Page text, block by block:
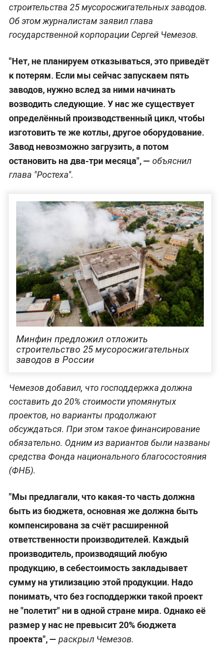
строительства 25 мусоросжигательных заводов.
Об этом журналистам заявил глава
государственной корпорации Сергей Чемезов.
"Нет, не планируем отказываться, это приведёт
к потерям. Если мы сейчас запускаем пять
заводов, нужно вслед за ними начинать
возводить следующие. У нас же существует
определённый производственный цикл, чтобы
изготовить те же котлы, другое оборудование.
Завод невозможно загрузить, а потом
остановить на два-три месяца", — объяснил
глава "Ростеха".
Минфин предложил отложить
строительство 25 мусоросжигательных
заводов в России
Чемезов добавил, что господдержка должна
составить до 20% стоимости упомянутых
проектов, но варианты продолжают
обсуждаться. При этом такое финансирование
обязательно. Одним из вариантов были названы
средства Фонда национального благосостояния
(ФНБ).
"Мы предлагали, что какая-то часть должна
быть из бюджета, основная же должна быть
компенсирована за счёт расширенной
ответственности производителей. Каждый
производитель, производящий любую
продукцию, в себестоимость закладывает
сумму на утилизацию этой продукции. Надо
понимать, что без господдержки такой проект
не "полетит" ни в одной стране мира. Однако её
размер у нас не превысит 20% бюджета
проекта", — раскрыл Чемезов.